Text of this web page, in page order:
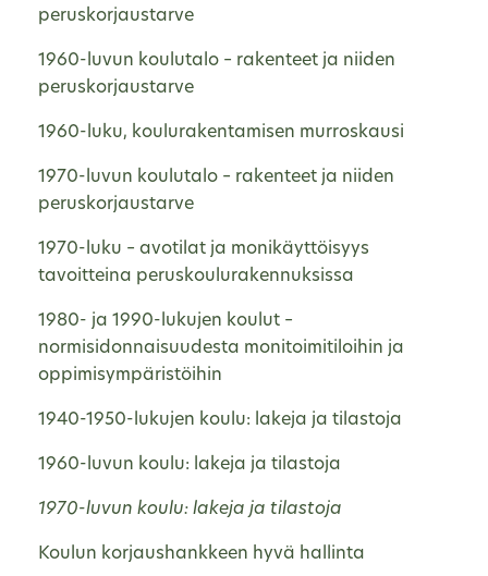
peruskorjaustarve
1960-luvun koulutalo – rakenteet ja niiden
peruskorjaustarve
1960-luku, koulurakentamisen murroskausi
1970-luvun koulutalo – rakenteet ja niiden
peruskorjaustarve
1970-luku – avotilat ja monikäyttöisyys
tavoitteina peruskoulurakennuksissa
1980- ja 1990-lukujen koulut –
normisidonnaisuudesta monitoimitiloihin ja
oppimisympäristöihin
1940-1950-lukujen koulu: lakeja ja tilastoja
1960-luvun koulu: lakeja ja tilastoja
1970-luvun koulu: lakeja ja tilastoja
Koulun korjaushankkeen hyvä hallinta